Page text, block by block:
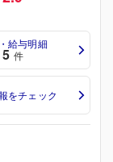
給与明細
5 件
をチェック